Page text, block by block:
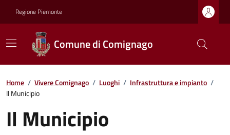
Regione Piemonte
Comune di Comignago
Home / Vivere Comignago / Luoghi / Infrastruttura e impianto /
Il Municipio
Il Municipio